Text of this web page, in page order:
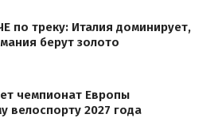
по треку: Италия доминирует,
берут золото
чемпионат Европы
велоспорту 2027 года